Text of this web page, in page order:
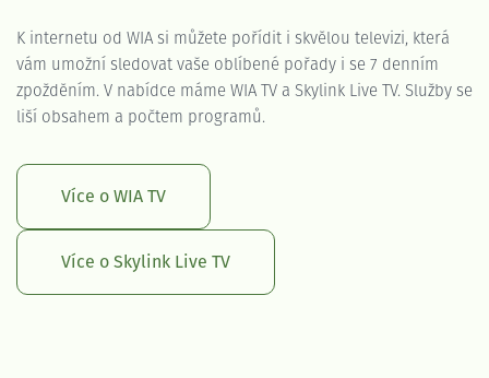
K internetu od WIA si můžete pořídit i skvělou televizi, která
vám umožní sledovat vaše oblíbené pořady i se 7 denním
zpožděním. V nabídce máme WIA TV a Skylink Live TV. Služby se
liší obsahem a počtem programů.
Více o WIA TV
Více o Skylink Live TV